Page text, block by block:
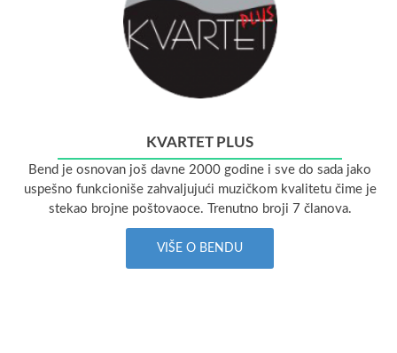
KVARTET PLUS
Bend je osnovan još davne 2000 godine i sve do sada jako
uspešno funkcioniše zahvaljujući muzičkom kvalitetu čime je
stekao brojne poštovaoce. Trenutno broji 7 članova.
VIŠE O BENDU